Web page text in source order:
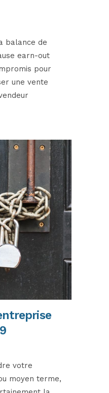
balance de
earn-out
pour
une vente
votre
moyen terme,